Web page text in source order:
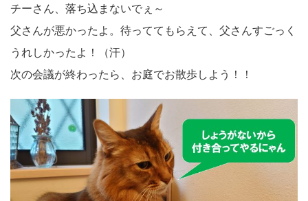
チーさん、落ち込まないでぇ～
父さんが悪かったよ。待っててもらえて、父さんすごっく
うれしかったよ！（汗）
次の会議が終わったら、お庭でお散歩しよう！！